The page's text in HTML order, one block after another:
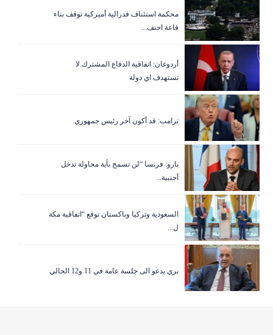
‏محكمة استئناف فدرالية أميركية توقف بناء
قاعة احتف...
أردوغان: اتفاقية الدفاع المشترك لا
تستهدف اي دولة
ترامب: قد أكون آخر رئيس جمهوري
بارو: فرنسا “لن تسمح بأية محاولة تدخل
أجنبية...
السعودية وتركيا وباكستان توقع “اتفاقية مكة
ل...
بري يدعو الى جلسة عامة في 11 و12 الحالي